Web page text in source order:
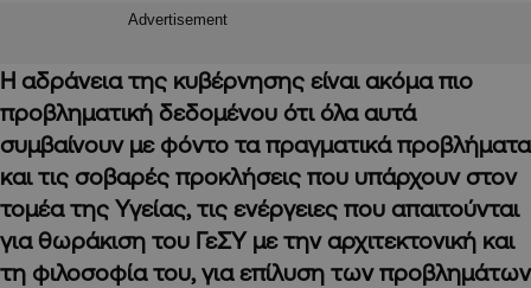
Advertisement
Η αδράνεια της κυβέρνησης είναι ακόμα πιο
προβληματική δεδομένου ότι όλα αυτά
συμβαίνουν με φόντο τα πραγματικά προβλήματα
και τις σοβαρές προκλήσεις που υπάρχουν στον
τομέα της Υγείας, τις ενέργειες που απαιτούνται
για θωράκιση του ΓεΣΥ με την αρχιτεκτονική και
τη φιλοσοφία του, για επίλυση των προβλημάτων